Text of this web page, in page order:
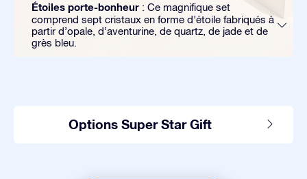
Étoiles porte-bonheur : Ce magnifique set
comprend sept cristaux en forme d’étoile fabriqués à
partir d’opale, d’aventurine, de quartz, de jade et de
grès bleu.
Options Super Star Gift